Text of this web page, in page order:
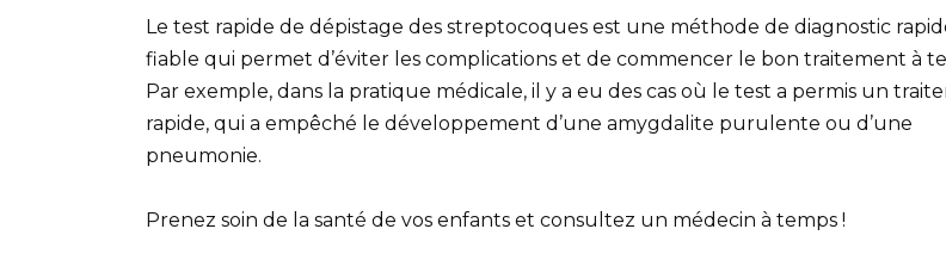
Le test rapide de dépistage des streptocoques est une méthode de diagnostic
fiable qui permet d’éviter les complications et de commencer le bon traitement à
Par exemple, dans la pratique médicale, il y a eu des cas où le test a permis un
rapide, qui a empêché le développement d’une amygdalite purulente ou d’une
pneumonie.
Prenez soin de la santé de vos enfants et consultez un médecin à temps !